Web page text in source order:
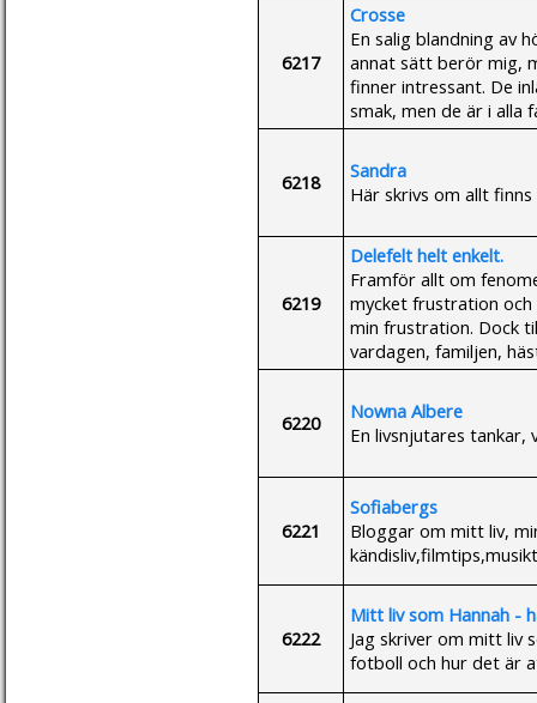
6217
Crosse
En salig blandning av
annat sätt berör mig,
finner intressant. De
smak, men de är i alla
6218
Sandra
Här skrivs om allt
6219
Delefelt helt enkelt.
Framför allt om
mycket frustration
min frustration. Dock
vardagen, familjen,
6220
Nowna Albere
En livsnjutares
6221
Sofiabergs
Bloggar om mitt liv,
6222
Mitt liv som Hannah -
Jag skriver om mitt liv
fotboll och hur det är